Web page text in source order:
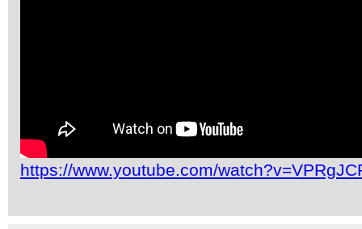
https://www.youtube.com/